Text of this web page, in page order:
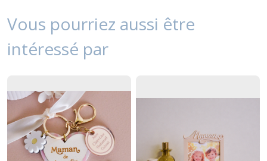
Vous pourriez aussi être
intéressé par